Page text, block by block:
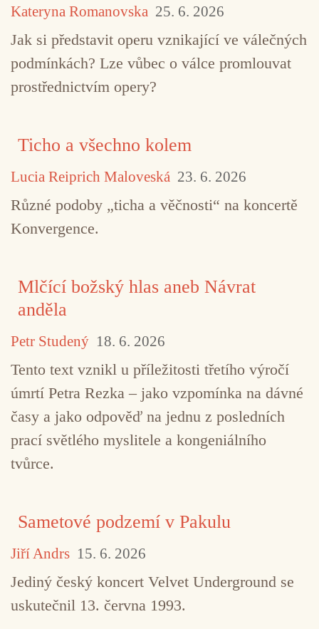
Kateryna Romanovska 25. 6. 2026
Jak si představit operu vznikající ve válečných
podmínkách? Lze vůbec o válce promlouvat
prostřednictvím opery?
Ticho a všechno kolem
Lucia Reiprich Maloveská 23. 6. 2026
Různé podoby „ticha a věčnosti“ na koncertě
Konvergence.
Mlčící božský hlas aneb Návrat
anděla
Petr Studený 18. 6. 2026
Tento text vznikl u příležitosti třetího výročí
úmrtí Petra Rezka – jako vzpomínka na dávné
časy a jako odpověď na jednu z posledních
prací světlého myslitele a kongeniálního
tvůrce.
Sametové podzemí v Pakulu
Jiří Andrs 15. 6. 2026
Jediný český koncert Velvet Underground se
uskutečnil 13. června 1993.